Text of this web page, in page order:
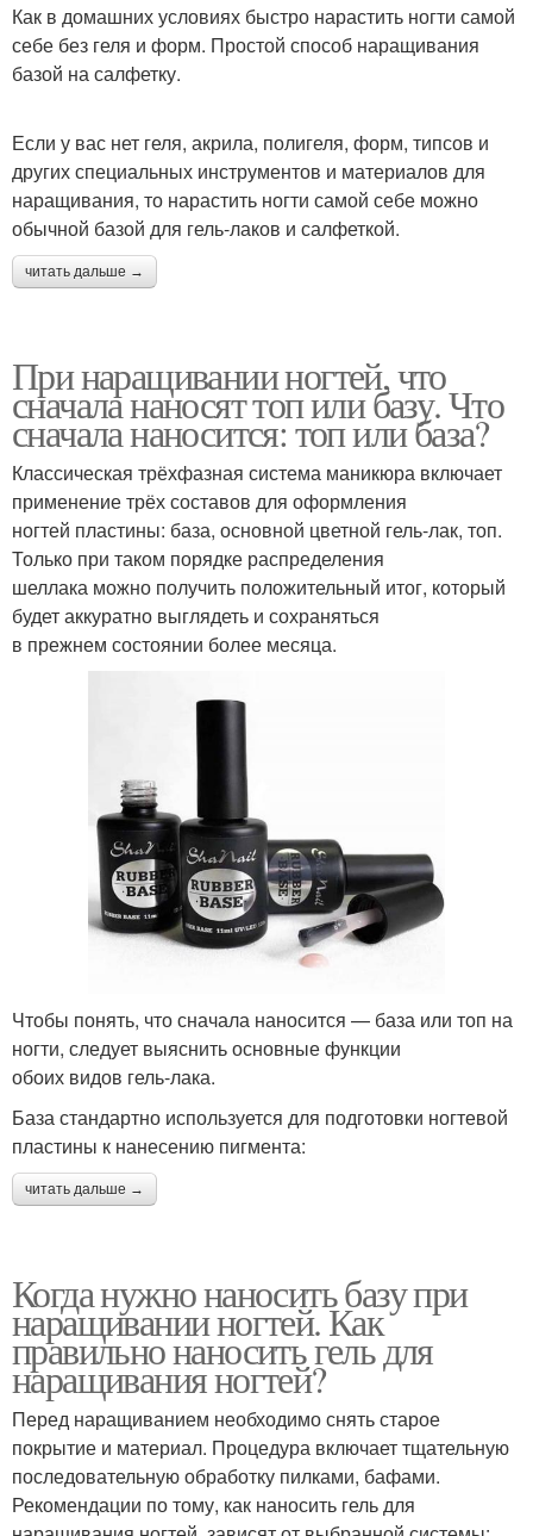
Как в домашних условиях быстро нарастить ногти самой
себе без геля и форм. Простой способ наращивания
базой на салфетку.
Если у вас нет геля, акрила, полигеля, форм, типсов и
других специальных инструментов и материалов для
наращивания, то нарастить ногти самой себе можно
обычной базой для гель-лаков и салфеткой.
читать дальше →
При наращивании ногтей, что
сначала наносят топ или базу. Что
сначала наносится: топ или база?
Классическая трёхфазная система маникюра включает
применение трёх составов для оформления
ногтей пластины: база, основной цветной гель-лак, топ.
Только при таком порядке распределения
шеллака можно получить положительный итог, который
будет аккуратно выглядеть и сохраняться
в прежнем состоянии более месяца.
Чтобы понять, что сначала наносится — база или топ на
ногти, следует выяснить основные функции
обоих видов гель-лака.
База стандартно используется для подготовки ногтевой
пластины к нанесению пигмента:
читать дальше →
Когда нужно наносить базу при
наращивании ногтей. Как
правильно наносить гель для
наращивания ногтей?
Перед наращиванием необходимо снять старое
покрытие и материал. Процедура включает тщательную
последовательную обработку пилками, бафами.
Рекомендации по тому, как наносить гель для